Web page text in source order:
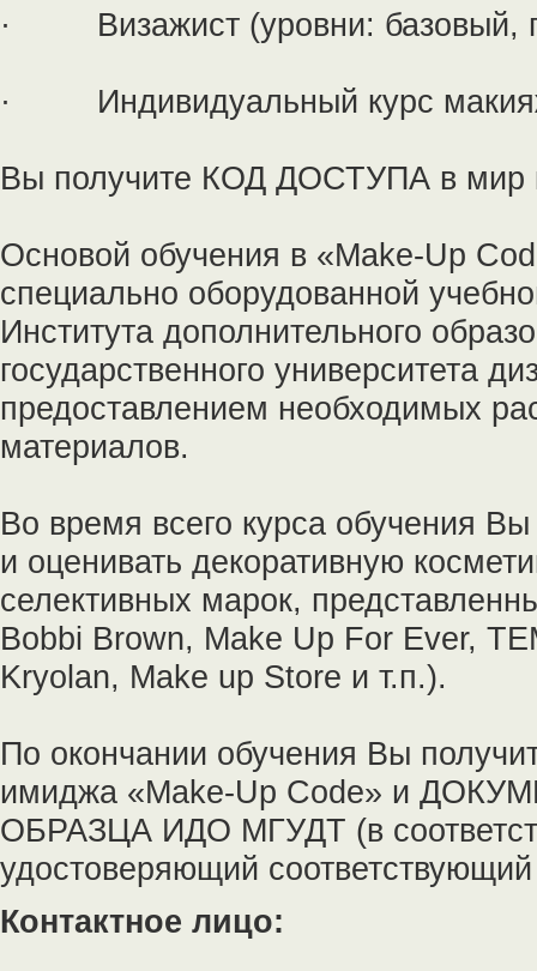
· Визажист (уровни: базовый,
· Индивидуальный курс
Вы получите КОД ДОСТУПА в мир
Основой обучения в «Make-Up
специально оборудованной
Института дополнительного
государственного университета
предоставлением необходимых
материалов.
Во время всего курса обучения
и оценивать декоративную
селективных марок,
Bobbi Brown, Make Up For Ever,
Kryolan, Make up Store и т.п.).
По окончании обучения Вы
имиджа «Make-Up Code» и
ОБРАЗЦА ИДО МГУДТ (в
удостоверяющий
Контактное лицо: